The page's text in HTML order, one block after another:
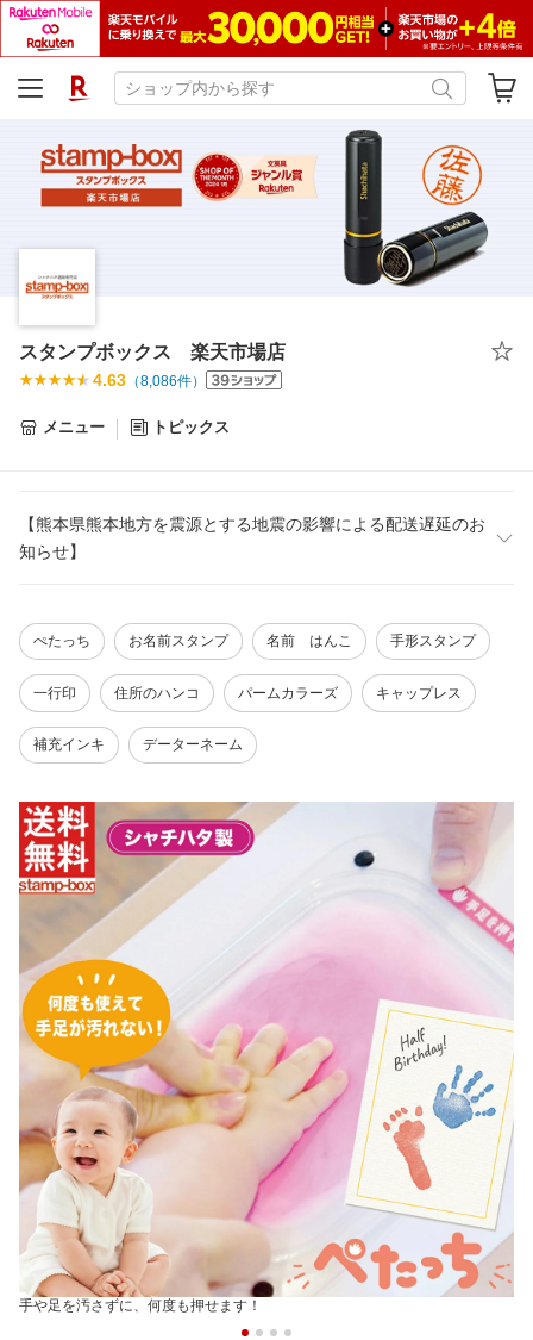
スタンプボックス 楽天市場店
4.63 （8,086件）
メニュー トピックス
【熊本県熊本地方を震源とする地震の影響による配送遅延のお
知らせ】
ぺたっち お名前スタンプ 名前 はんこ 手形スタンプ
一行印 住所のハンコ パームカラーズ キャップレス
補充インキ データーネーム
手や足を汚さずに、何度も押せます！